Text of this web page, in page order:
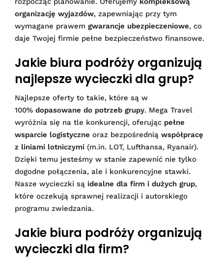
organizację wyjazdów, zapewniając przy tym
wymagane prawem gwarancje ubezpieczeniowe, co
daje Twojej firmie pełne bezpieczeństwo finansowe.
Jakie biura podróży organizują
najlepsze wycieczki dla grup?
Najlepsze oferty to takie, które są w
100% dopasowane do potrzeb grupy. Mega Travel
wyróżnia się na tle konkurencji, oferując pełne
wsparcie logistyczne oraz bezpośrednią współpracę
z liniami lotniczymi (m.in. LOT, Lufthansa, Ryanair).
Dzięki temu jesteśmy w stanie zapewnić nie tylko
dogodne połączenia, ale i konkurencyjne stawki.
Nasze wycieczki są idealne dla firm i dużych grup,
które oczekują sprawnej realizacji i autorskiego
programu zwiedzania.
Jakie biura podróży organizują
wycieczki dla firm?